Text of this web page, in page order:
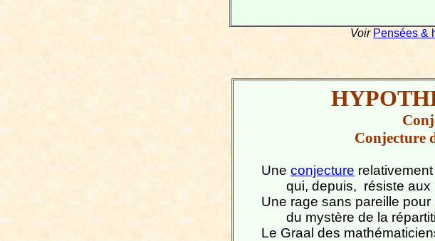
Voir Pensées &
Conjecture
Uneconjecture
qui, depuis, résiste
Une rage sans pareille
du mystère de la
Le Graal des